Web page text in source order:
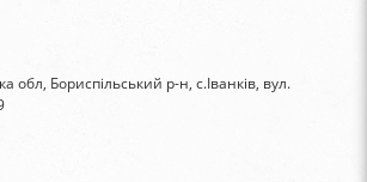
обл, Бориспільський р-н, с.Іванків, вул.